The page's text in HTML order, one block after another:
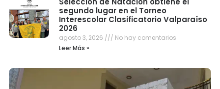
segundo lugar en el Torneo
Interescolar Clasificatorio Valparaíso
2026
agosto 3, 2026
No hay comentarios
Leer Más »